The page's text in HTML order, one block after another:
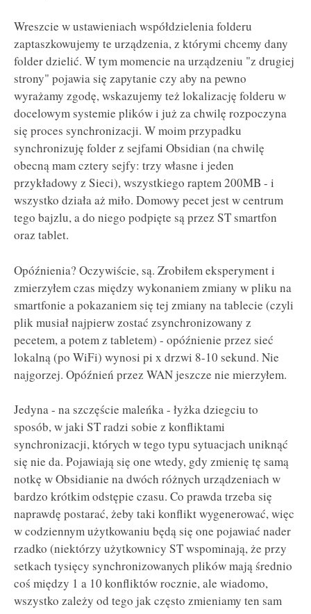
Wreszcie w ustawieniach współdzielenia folderu
zaptaszkowujemy te urządzenia, z którymi chcemy dany
folder dzielić. W tym momencie na urządzeniu "z drugiej
strony" pojawia się zapytanie czy aby na pewno
wyrażamy zgodę, wskazujemy też lokalizację folderu w
docelowym systemie plików i już za chwilę rozpoczyna
się proces synchronizacji. W moim przypadku
synchronizuję folder z sejfami Obsidian (na chwilę
obecną mam cztery sejfy: trzy własne i jeden
przykładowy z Sieci), wszystkiego raptem 200MB - i
wszystko działa aż miło. Domowy pecet jest w centrum
tego bajzlu, a do niego podpięte są przez ST smartfon
oraz tablet.
Opóźnienia? Oczywiście, są. Zrobiłem eksperyment i
zmierzyłem czas między wykonaniem zmiany w pliku na
smartfonie a pokazaniem się tej zmiany na tablecie (czyli
plik musiał najpierw zostać zsynchronizowany z
pecetem, a potem z tabletem) - opóźnienie przez sieć
lokalną (po WiFi) wynosi pi x drzwi 8-10 sekund. Nie
najgorzej. Opóźnień przez WAN jeszcze nie mierzyłem.
Jedyna - na szczęście maleńka - łyżka dziegciu to
sposób, w jaki ST radzi sobie z konfliktami
synchronizacji, których w tego typu sytuacjach uniknąć
się nie da. Pojawiają się one wtedy, gdy zmienię tę samą
notkę w Obsidianie na dwóch różnych urządzeniach w
bardzo krótkim odstępie czasu. Co prawda trzeba się
naprawdę postarać, żeby taki konflikt wygenerować, więc
w codziennym użytkowaniu będą się one pojawiać nader
rzadko (niektórzy użytkownicy ST wspominają, że przy
setkach tysięcy synchronizowanych plików mają średnio
coś między 1 a 10 konfliktów rocznie, ale wiadomo,
wszystko zależy od tego jak często zmieniamy ten sam